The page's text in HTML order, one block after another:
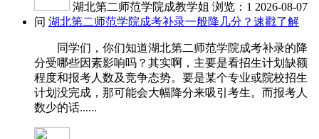
湖北第二师范学院成教学姐 浏览：1 2026-08-07
问 湖北第二师范学院成考补录一般降几分？速戳了解
同学们，你们知道湖北第二师范学院成考补录的降
分受哪些因素影响吗？其实啊，主要是看招生计划缺额
程度和报考人数及竞争态势。要是某个专业或院校招生
计划没完成，那可能会大幅降分来吸引考生。而报考人
数少的话......